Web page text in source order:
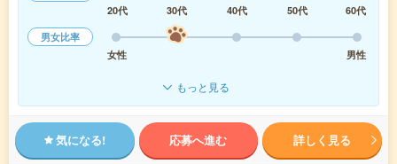
20代
30代 40代 50代
60代
男女比率
女性
男性
もっと見る
気になる! 応募へ進む 詳しく見る